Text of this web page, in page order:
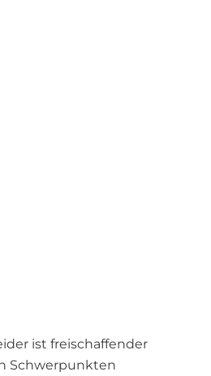
ist freischaffender
Schwerpunkten